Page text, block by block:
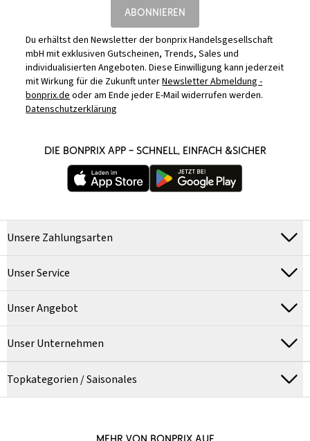
ABONNIEREN
Du erhältst den Newsletter der bonprix Handelsgesellschaft
mbH mit exklusiven Gutscheinen, Trends, Sales und
individualisierten Angeboten. Diese Einwilligung kann jederzeit
mit Wirkung für die Zukunft unterNewsletter Abmeldung -
bonprix.deoder am Ende jeder E-Mail widerrufen werden.
Datenschutzerklärung
DIE BONPRIX APP – SCHNELL, EINFACH &SICHER
Unsere Zahlungsarten
Unser Service
Unser Angebot
Unser Unternehmen
Topkategorien / Saisonales